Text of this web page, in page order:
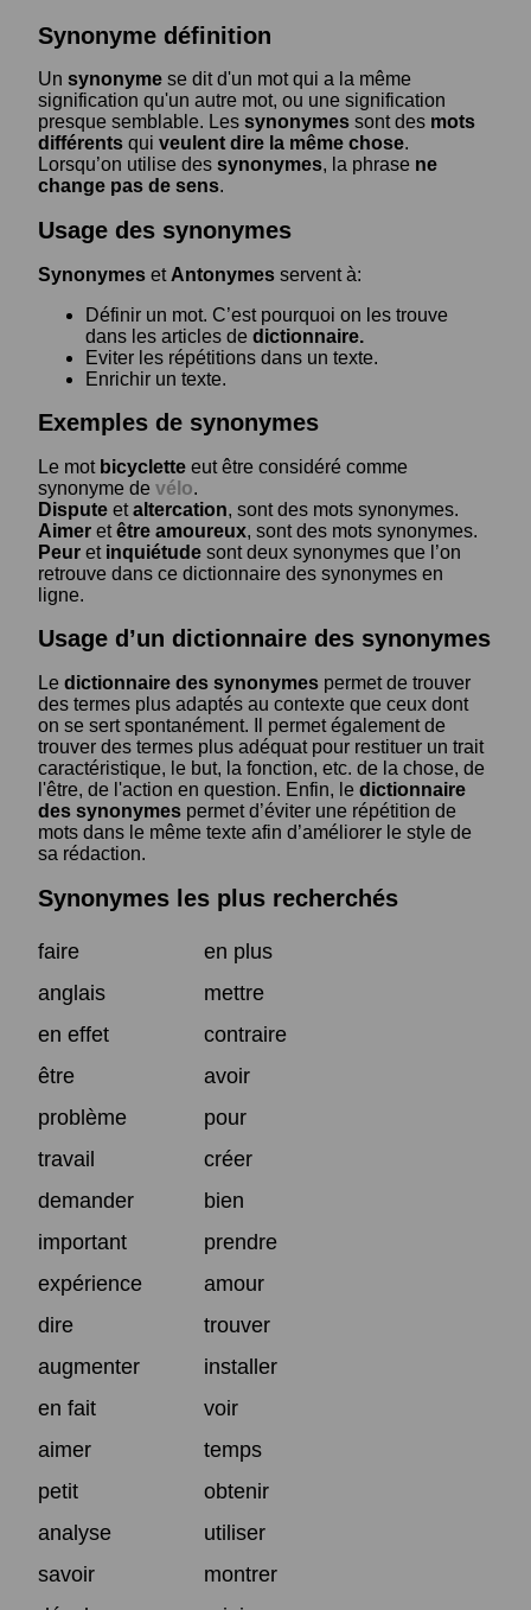
Synonyme définition
Un synonyme se dit d'un mot qui a la même
signification qu'un autre mot, ou une signification
presque semblable. Les synonymes sont des mots
différents qui veulent dire la même chose.
Lorsqu’on utilise des synonymes, la phrase ne
change pas de sens.
Usage des synonymes
Synonymes et Antonymes servent à:
Définir un mot. C’est pourquoi on les trouve
dans les articles de dictionnaire.
Eviter les répétitions dans un texte.
Enrichir un texte.
Exemples de synonymes
Le mot bicyclette eut être considéré comme
synonyme de vélo.
Dispute etaltercation, sont des mots synonymes.
Aimer etêtre amoureux, sont des mots synonymes.
Peur et inquiétude sont deux synonymes que l’on
retrouve dans ce dictionnaire des synonymes en
ligne.
Usage d’un dictionnaire des synonymes
Le dictionnaire des synonymes permet de trouver
des termes plus adaptés au contexte que ceux dont
on se sert spontanément. Il permet également de
trouver des termes plus adéquat pour restituer un trait
caractéristique, le but, la fonction, etc. de la chose, de
l'être, de l'action en question. Enfin, le dictionnaire
des synonymes permet d’éviter une répétition de
mots dans le même texte afin d’améliorer le style de
sa rédaction.
Synonymes les plus recherchés
faire
en plus
anglais
mettre
en effet
contraire
être
avoir
problème
pour
travail
créer
demander
bien
important
prendre
expérience
amour
dire
trouver
augmenter
installer
en fait
voir
aimer
temps
petit
obtenir
analyse
utiliser
savoir
montrer